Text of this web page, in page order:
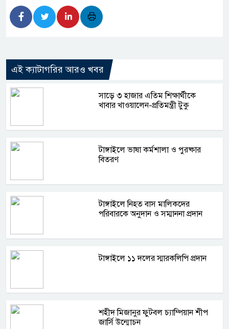
এই ক্যাটাগরির আরও খবর
সাড়ে ৩ হাজার এতিম শিক্ষার্থীকে
খাবার খাওয়ালেন-প্রতিমন্ত্রী টুকু
টাঙ্গাইলে ভাষা কর্মশালা ও পুরষ্কার
বিতরণ
টাঙ্গাইলে নিহত বাস মালিকদের
পরিবারকে অনুদান ও সম্মাননা প্রদান
টাঙ্গাইলে ১১ দলের স্মারকলিপি প্রদান
শহীদ মিজানুর ফুটবল চ্যাম্পিয়ান শীপ
জার্সি উন্মোচন